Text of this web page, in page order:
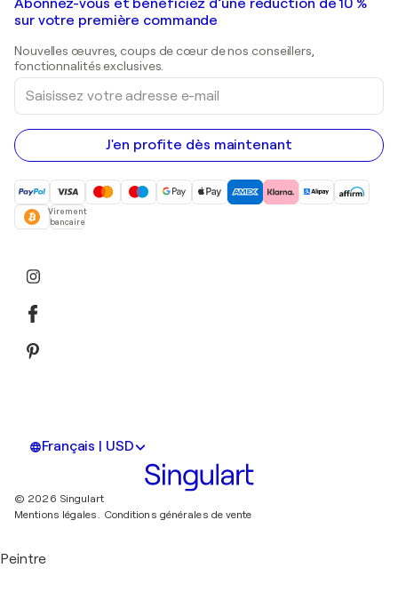
Shepard Fairey
Peintures de paysage
Estampes
Peintures acryliques
Galeries d'art en France
Galeries d'art en Belgique
Abonnez-vous et bénéficiez d’une réduction de 10 %
sur votre première commande
Nouvelles œuvres, coups de cœur de nos conseillers,
fonctionnalités exclusives.
Saisissez
votre
adresse
e-
mail
J'en profite dès maintenant
Virement
bancaire
Français | USD
© 2026 Singulart
Mentions légales. Conditions générales de vente
Peintre